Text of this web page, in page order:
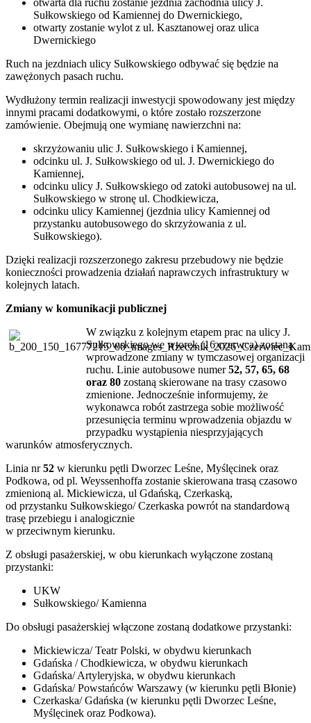
otwarta dla ruchu zostanie jezdnia zachodnia ulicy J.
Sułkowskiego od Kamiennej do Dwernickiego,
otwarty zostanie wylot z ul. Kasztanowej oraz ulica
Dwernickiego
Ruch na jezdniach ulicy Sułkowskiego odbywać się będzie na
zawężonych pasach ruchu.
Wydłużony termin realizacji inwestycji spowodowany jest między
innymi pracami dodatkowymi, o które zostało rozszerzone
zamówienie. Obejmują one wymianę nawierzchni na:
skrzyżowaniu ulic J. Sułkowskiego i Kamiennej,
odcinku ul. J. Sułkowskiego od ul. J. Dwernickiego do
Kamiennej,
odcinku ulicy J. Sułkowskiego od zatoki autobusowej na ul.
Sułkowskiego w stronę ul. Chodkiewicza,
odcinku ulicy Kamiennej (jezdnia ulicy Kamiennej od
przystanku autobusowego do skrzyżowania z ul.
Sułkowskiego).
Dzięki realizacji rozszerzonego zakresu przebudowy nie będzie
konieczności prowadzenia działań naprawczych infrastruktury w
kolejnych latach.
Zmiany w komunikacji publicznej
W związku z kolejnym etapem prac na ulicy J.
Sułkowskiego we wtorek (16 czerwca) zostaną
wprowadzone zmiany w tymczasowej organizacji
ruchu. Linie autobusowe numer52, 57, 65, 68
oraz 80 zostaną skierowane na trasy czasowo
zmienione. Jednocześnie informujemy, że
wykonawca robót zastrzega sobie możliwość
przesunięcia terminu wprowadzenia objazdu w
przypadku wystąpienia niesprzyjających
warunków atmosferycznych.
Linia nr52 w kierunku pętli Dworzec Leśne, Myślęcinek oraz
Podkowa, od pl. Weyssenhoffa zostanie skierowana trasą czasowo
zmienioną al. Mickiewicza, ul Gdańską, Czerkaską,
od przystanku Sułkowskiego/ Czerkaska powrót na standardową
trasę przebiegu i analogicznie
w przeciwnym kierunku.
Z obsługi pasażerskiej, w obu kierunkach wyłączone zostaną
przystanki:
UKW
Sułkowskiego/ Kamienna
Do obsługi pasażerskiej włączone zostaną dodatkowe przystanki:
Mickiewicza/ Teatr Polski, w obydwu kierunkach
Gdańska / Chodkiewicza, w obydwu kierunkach
Gdańska/ Artyleryjska, w obydwu kierunkach
Gdańska/ Powstańców Warszawy (w kierunku pętli Błonie)
Czerkaska/ Gdańska (w kierunku pętli Dworzec Leśne,
Myślęcinek oraz Podkowa).